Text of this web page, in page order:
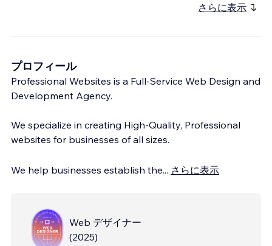
さらに表示
プロフィール
Professional Websites is a Full-Service Web Design and
Development Agency.
We specialize in creating High-Quality, Professional
websites for businesses of all sizes.
We help businesses establish the... さらに表示
Web デザイナー
(2025)